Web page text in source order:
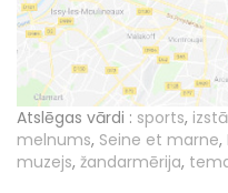
Atslēgas vārdi : sports,
melnums, Seine et marne,
muzejs, žandarmērija,